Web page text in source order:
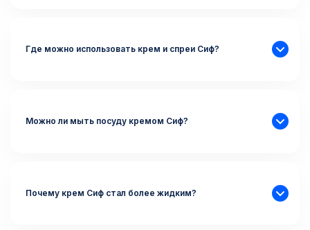
Где можно использовать крем и спреи Сиф?
Можно ли мыть посуду кремом Сиф?
Почему крем Сиф стал более жидким?